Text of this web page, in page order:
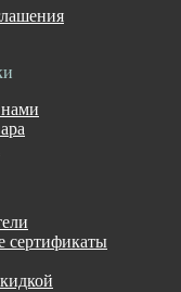
нами
сертификаты